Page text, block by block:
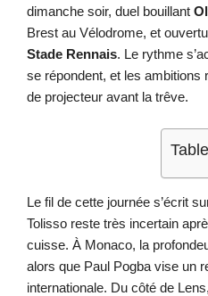
dimanche soir, duel bouillant
Brest au Vélodrome, et
Stade Rennais. Le rythme
se répondent, et les ambitions
de projecteur avant la trêve.
Le fil de cette journée s’écrit
Tolisso reste très incertain
cuisse. À Monaco, la
alors que Paul Pogba vise un
internationale. Du côté de